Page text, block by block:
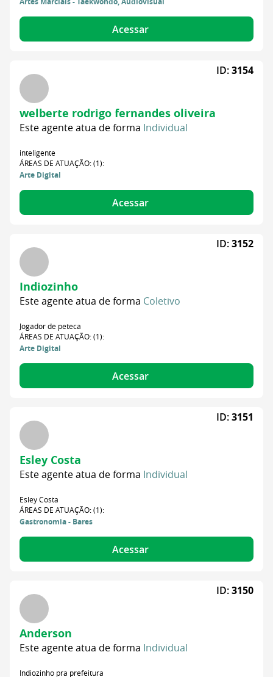
Acessar
welberte rodrigo fernandes oliveira
Este agente atua de forma Individual
ID:3154
inteligente
ÁREAS DE ATUAÇÃO: (1):
Arte Digital
Acessar
Indiozinho
Este agente atua de forma Coletivo
ID:3152
Jogador de peteca
ÁREAS DE ATUAÇÃO: (1):
Arte Digital
Acessar
Esley Costa
Este agente atua de forma Individual
ID:3151
Esley Costa
ÁREAS DE ATUAÇÃO: (1):
Gastronomia - Bares
Acessar
Anderson
Este agente atua de forma Individual
ID:3150
Indiozinho pra prefeitura